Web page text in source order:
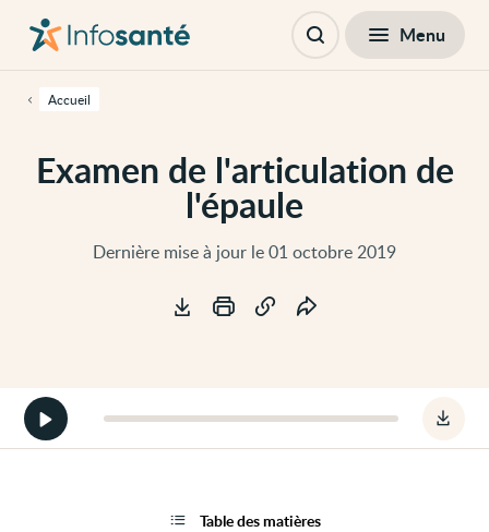
contenu
cette
navigationExamen de l'articulation de
l'épaule
Dernière mise à jour le 01 octobre 2019
Accueil
principale
Ouvrir Menu
le
Démarrer
la
version
Table des matières
Table des matières Fermer